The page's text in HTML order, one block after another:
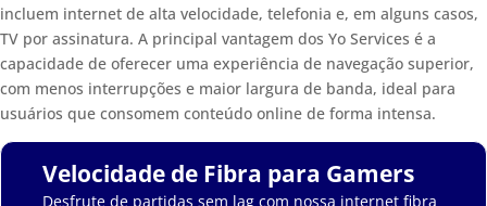
incluem internet de alta velocidade, telefonia e, em alguns casos,
TV por assinatura. A principal vantagem dos Yo Services é a
capacidade de oferecer uma experiência de navegação superior,
com menos interrupções e maior largura de banda, ideal para
usuários que consomem conteúdo online de forma intensa.
Velocidade de Fibra para Gamers
Desfrute de partidas sem lag com nossa internet fibra